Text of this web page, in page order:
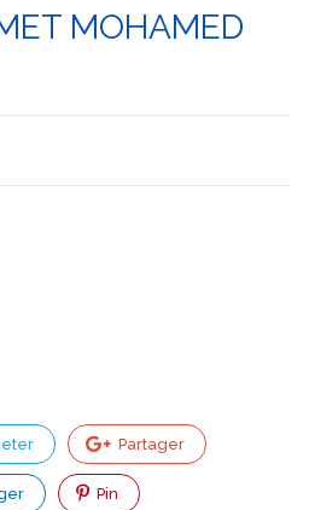
MOHAMED
Partager
Pin